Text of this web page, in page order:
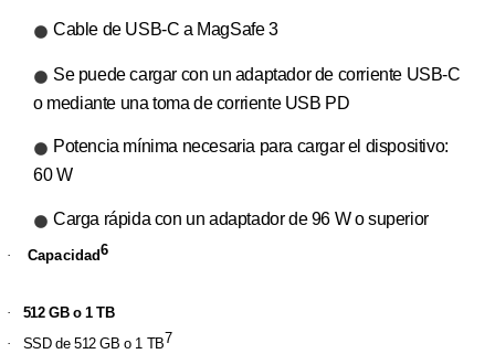
Cable de USB‑C a MagSafe 3
Se puede cargar con un adaptador de corriente USB‑C
o mediante una toma de corriente USB PD
Potencia mínima necesaria para cargar el dispositivo:
60 W
Carga rápida con un adaptador de 96 W o superior
· Capacidad6
·
512 GB o 1 TB
·
SSD de 512 GB o 1 TB7